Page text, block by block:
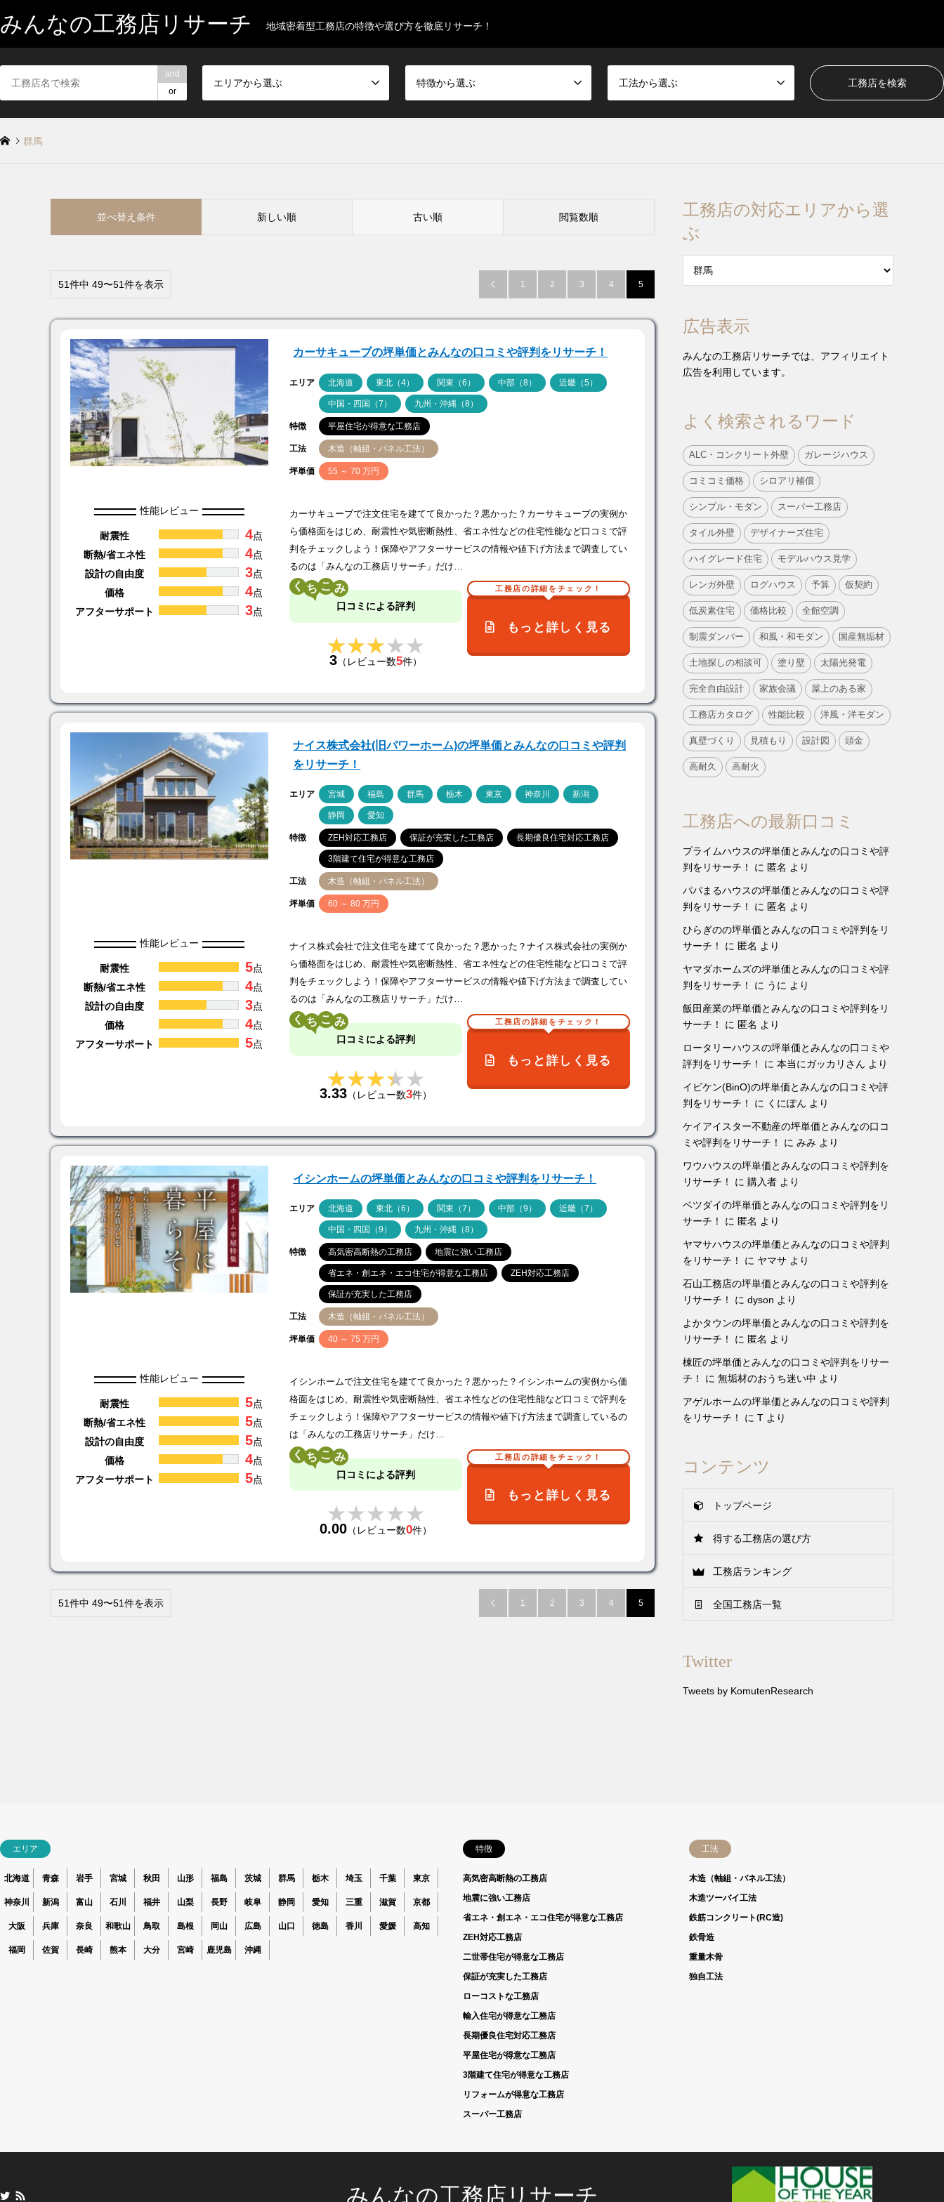
みんなの工務店リサーチ 地域密着型工務店の特徴や選び方を徹底リサーチ！
and
or
エリアから選ぶ 特徴から選ぶ 工法から選ぶ
群馬
並べ替え条件 新しい順 古い順 閲覧数順
51件中 49〜51件を表示  1 2 3 4 5
カーサキューブの坪単価とみんなの口コミや評判をリサーチ！
エリア 北海道 東北（4） 関東（6） 中部（8） 近畿（5）
中国・四国（7） 九州・沖縄（8）
特徴 平屋住宅が得意な工務店
工法 木造（軸組・パネル工法）
坪単価 55 ～ 70 万円
性能レビュー
耐震性 4点
断熱/省エネ性
4点
設計の自由度
3点
価格
4点
アフターサポート
3点
カーサキューブで注文住宅を建てて良かった？悪かった？カーサキューブの実例か
ら価格面をはじめ、耐震性や気密断熱性、省エネ性などの住宅性能など口コミで評
判をチェックしよう！保障やアフターサービスの情報や値下げ方法まで調査してい
るのは「みんなの工務店リサーチ」だけ…
く こ
口コミによる評判
★★★★★
★★★★★
3 （レビュー数5件）
工務店の詳細をチェック！
もっと詳しく見る
ナイス株式会社(旧パワーホーム)の坪単価とみんなの口コミや評判
をリサーチ！
エリア 宮城 福島 群馬 栃木 東京 神奈川 新潟
静岡 愛知
特徴 ZEH対応工務店 保証が充実した工務店 長期優良住宅対応工務店
3階建て住宅が得意な工務店
工法 木造（軸組・パネル工法）
坪単価 60 ～ 80 万円
性能レビュー
耐震性 5点
断熱/省エネ性
4点
設計の自由度
3点
価格
4点
アフターサポート
5点
ナイス株式会社で注文住宅を建てて良かった？悪かった？ナイス株式会社の実例か
ら価格面をはじめ、耐震性や気密断熱性、省エネ性などの住宅性能など口コミで評
判をチェックしよう！保障やアフターサービスの情報や値下げ方法まで調査してい
るのは「みんなの工務店リサーチ」だけ…
く こ
口コミによる評判
★★★★★
★★★★★
3.33 （レビュー数3件）
工務店の詳細をチェック！
もっと詳しく見る
イシンホームの坪単価とみんなの口コミや評判をリサーチ！
エリア 北海道 東北（6） 関東（7） 中部（9） 近畿（7）
中国・四国（9） 九州・沖縄（8）
特徴 高気密高断熱の工務店 地震に強い工務店
省エネ・創エネ・エコ住宅が得意な工務店 ZEH対応工務店
保証が充実した工務店
工法 木造（軸組・パネル工法）
坪単価 40 ～ 75 万円
性能レビュー
耐震性 5点
断熱/省エネ性
5点
設計の自由度
5点
価格
4点
アフターサポート
5点
イシンホームで注文住宅を建てて良かった？悪かった？イシンホームの実例から価
格面をはじめ、耐震性や気密断熱性、省エネ性などの住宅性能など口コミで評判を
チェックしよう！保障やアフターサービスの情報や値下げ方法まで調査しているの
は「みんなの工務店リサーチ」だけ…
く こ
口コミによる評判
★★★★★
★★★★★
0.00 （レビュー数0件）
工務店の詳細をチェック！
もっと詳しく見る
51件中 49〜51件を表示  1 2 3 4 5
工務店の対応エリアから選
ぶ
広告表示
みんなの工務店リサーチでは、アフィリエイト
広告を利用しています。
よく検索されるワード
ALC・コンクリート外壁 ガレージハウス
コミコミ価格 シロアリ補償
シンプル・モダン スーパー工務店
タイル外壁 デザイナーズ住宅
ハイグレード住宅 モデルハウス見学
レンガ外壁 ログハウス 予算 仮契約
低炭素住宅 価格比較 全館空調
制震ダンパー 和風・和モダン 国産無垢材
土地探しの相談可 塗り壁 太陽光発電
完全自由設計 家族会議 屋上のある家
工務店カタログ 性能比較 洋風・洋モダン
真壁づくり 見積もり 設計図 頭金
高耐久 高耐火
工務店への最新口コミ
プライムハウスの坪単価とみんなの口コミや評
判をリサーチ！
に 匿名 より
パパまるハウスの坪単価とみんなの口コミや評
判をリサーチ！
に 匿名 より
ひらぎのの坪単価とみんなの口コミや評判をリ
サーチ！
に 匿名 より
ヤマダホームズの坪単価とみんなの口コミや評
判をリサーチ！
に うに より
飯田産業の坪単価とみんなの口コミや評判をリ
サーチ！
に 匿名 より
ロータリーハウスの坪単価とみんなの口コミや
評判をリサーチ！
に 本当にガッカリさん より
イビケン(BinO)の坪単価とみんなの口コミや評
判をリサーチ！
に くにぽん より
ケイアイスター不動産の坪単価とみんなの口コ
ミや評判をリサーチ！
に みみ より
ワウハウスの坪単価とみんなの口コミや評判を
リサーチ！
に 購入者 より
ベツダイの坪単価とみんなの口コミや評判をリ
サーチ！
に 匿名 より
ヤマサハウスの坪単価とみんなの口コミや評判
をリサーチ！
に ヤマサ より
石山工務店の坪単価とみんなの口コミや評判を
リサーチ！
に dyson より
よかタウンの坪単価とみんなの口コミや評判を
リサーチ！
に 匿名 より
棟匠の坪単価とみんなの口コミや評判をリサー
チ！
に 無垢材のおうち迷い中 より
アゲルホームの坪単価とみんなの口コミや評判
をリサーチ！
に T より
コンテンツ
トップページ
得する工務店の選び方
工務店ランキング
全国工務店一覧
Twitter
Tweets by KomutenResearch
エリア
北海道 青森 岩手 宮城 秋田 山形 福島 茨城 群馬 栃木 埼玉 千葉 東京
神奈川 新潟 富山 石川 福井 山梨 長野 岐阜 静岡 愛知 三重 滋賀 京都
大阪 兵庫 奈良 和歌山 鳥取 島根 岡山 広島 山口 徳島 香川 愛媛 高知
福岡 佐賀 長崎 熊本 大分 宮崎 鹿児島 沖縄
特徴
高気密高断熱の工務店
地震に強い工務店
省エネ・創エネ・エコ住宅が得意な工務店
ZEH対応工務店
二世帯住宅が得意な工務店
保証が充実した工務店
ローコストな工務店
輸入住宅が得意な工務店
長期優良住宅対応工務店
平屋住宅が得意な工務店
3階建て住宅が得意な工務店
リフォームが得意な工務店
スーパー工務店
工法
木造（軸組・パネル工法）
木造ツーバイ工法
鉄筋コンクリート(RC造)
鉄骨造
重量木骨
独自工法
みんなの工務店リサーチ